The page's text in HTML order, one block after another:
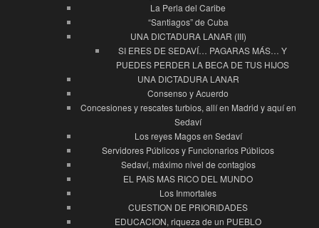
La Perla del Caribe
“Santiagos” de Cuba
UNA DICTADURA LANAR (III)
SI ERES DE SEDAVÍ… PAGARAS MÁS… Y
PUEDES PERDER LA BECA DE TUS HIJOS
UNA DICTADURA LANAR
Consenso y Acuerdo
Concesiones y rescates turbios, allí en Madrid y aquí en
Sedaví
Los reyes Magos en Sedaví
Servidores Públicos y Funcionarios Públicos
Sedaví, máximo nivel de contagios
EL PAIS MAS RICO DEL MUNDO
Los Inmortales
CUESTION DE PRIORIDADES
EDUCACION, riqueza de un PUEBLO